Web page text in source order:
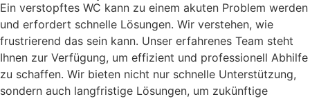
Ein verstopftes WC kann zu einem akuten Problem werden
und erfordert schnelle Lösungen. Wir verstehen, wie
frustrierend das sein kann. Unser erfahrenes Team steht
Ihnen zur Verfügung, um effizient und professionell Abhilfe
zu schaffen. Wir bieten nicht nur schnelle Unterstützung,
sondern auch langfristige Lösungen, um zukünftige